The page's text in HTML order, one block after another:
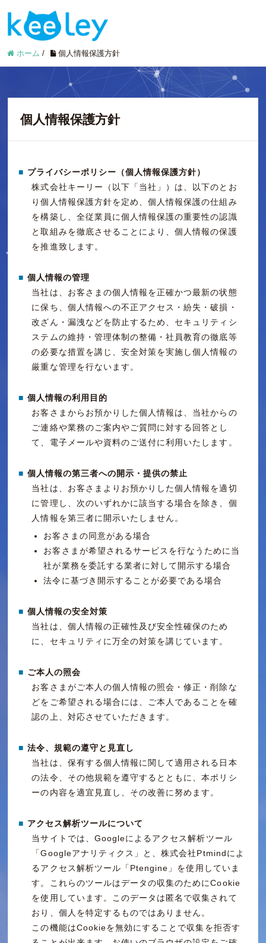
ホーム / 個人情報保護方針
個人情報保護方針
■ プライバシーポリシー（個人情報保護方針）
株式会社キーリー（以下「当社」）は、以下のとお
り個人情報保護方針を定め、個人情報保護の仕組み
を構築し、全従業員に個人情報保護の重要性の認識
と取組みを徹底させることにより、個人情報の保護
を推進致します。
■ 個人情報の管理
当社は、お客さまの個人情報を正確かつ最新の状態
に保ち、個人情報への不正アクセス・紛失・破損・
改ざん・漏洩などを防止するため、セキュリティシ
ステムの維持・管理体制の整備・社員教育の徹底等
の必要な措置を講じ、安全対策を実施し個人情報の
厳重な管理を行ないます。
■ 個人情報の利用目的
お客さまからお預かりした個人情報は、当社からの
ご連絡や業務のご案内やご質問に対する回答とし
て、電子メールや資料のご送付に利用いたします。
■ 個人情報の第三者への開示・提供の禁止
当社は、お客さまよりお預かりした個人情報を適切
に管理し、次のいずれかに該当する場合を除き、個
人情報を第三者に開示いたしません。
お客さまの同意がある場合
お客さまが希望されるサービスを行なうために当
社が業務を委託する業者に対して開示する場合
法令に基づき開示することが必要である場合
■ 個人情報の安全対策
当社は、個人情報の正確性及び安全性確保のため
に、セキュリティに万全の対策を講じています。
■ ご本人の照会
お客さまがご本人の個人情報の照会・修正・削除な
どをご希望される場合には、ご本人であることを確
認の上、対応させていただきます。
■ 法令、規範の遵守と見直し
当社は、保有する個人情報に関して適用される日本
の法令、その他規範を遵守するとともに、本ポリシ
ーの内容を適宜見直し、その改善に努めます。
■ アクセス解析ツールについて
当サイトでは、Googleによるアクセス解析ツール
「Googleアナリティクス」と、株式会社Ptmindによ
るアクセス解析ツール「Ptengine」を使用していま
す。これらのツールはデータの収集のためにCookie
を使用しています。このデータは匿名で収集されて
おり、個人を特定するものではありません。
この機能はCookieを無効にすることで収集を拒否す